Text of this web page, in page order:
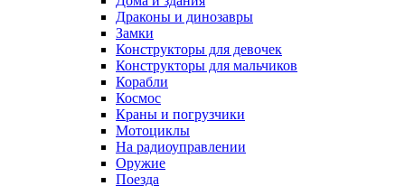
Драконы и динозавры
Замки
Конструкторы для девочек
Конструкторы для мальчиков
Корабли
Космос
Краны и погрузчики
Мотоциклы
На радиоуправлении
Оружие
Поезда